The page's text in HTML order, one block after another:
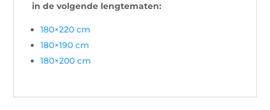
in de volgende lengtematen:
180×220 cm
180×190 cm
180×200 cm